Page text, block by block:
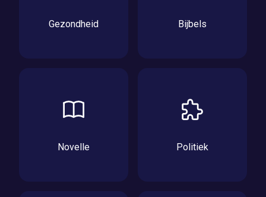
Gezondheid Bijbels
Novelle Politiek